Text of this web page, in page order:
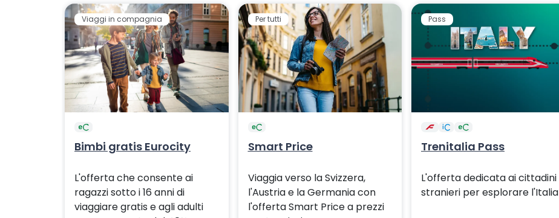
Viaggi in compagnia
Bimbi gratis Eurocity
L'offerta che consente ai
ragazzi sotto i 16 anni di
viaggiare gratis e agli adulti
Per tutti
Smart Price
Viaggia verso la Svizzera,
l'Austria e la Germania con
l'offerta Smart Price a prezzi
Pass
Trenitalia Pass
L'offerta dedicata ai cittadini
stranieri per esplorare l'Italia